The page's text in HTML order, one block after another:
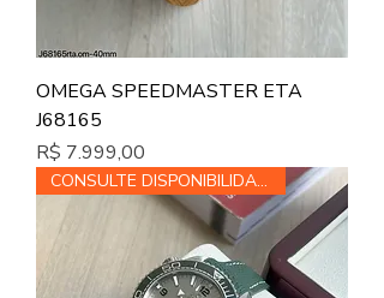
OMEGA SPEEDMASTER ETA
J68165
Preço
R$ 7.999,00
CONSULTE DISPONIBILIDADE